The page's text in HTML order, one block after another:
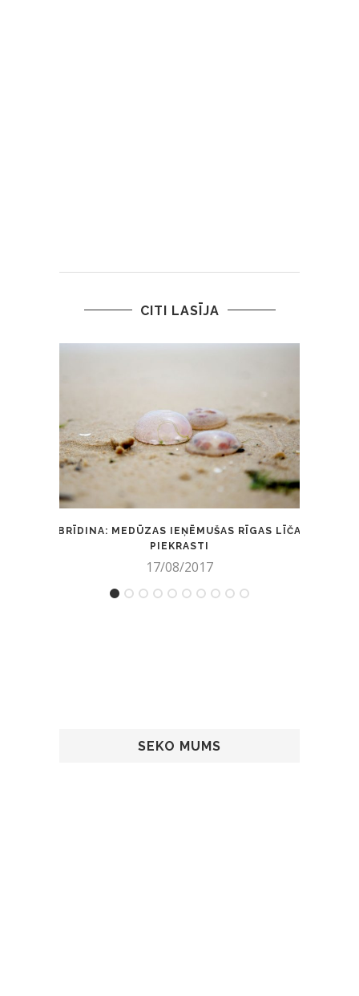
CITI LASĪJA
BRĪDINA: MEDŪZAS IEŅĒMUŠAS RĪGAS LĪČA
PIEKRASTI
17/08/2017
SEKO MUMS